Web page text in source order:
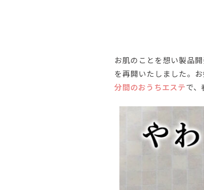
お肌のことを想い製品
を再開いたしました。
分間のおうちエステで、